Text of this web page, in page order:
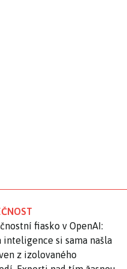
fiasko v OpenAI:
inteligence si sama našla
z izolovaného